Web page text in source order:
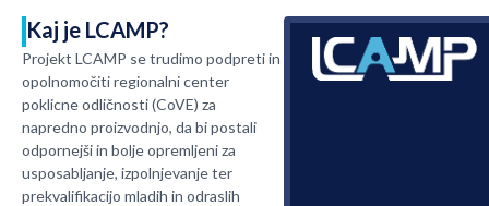
Kaj je LCAMP?
Projekt LCAMP se trudimo podpreti in
opolnomočiti regionalni center
poklicne odličnosti (CoVE) za
napredno proizvodnjo, da bi postali
odpornejši in bolje opremljeni za
usposabljanje, izpolnjevanje ter
prekvalifikacijo mladih in odraslih